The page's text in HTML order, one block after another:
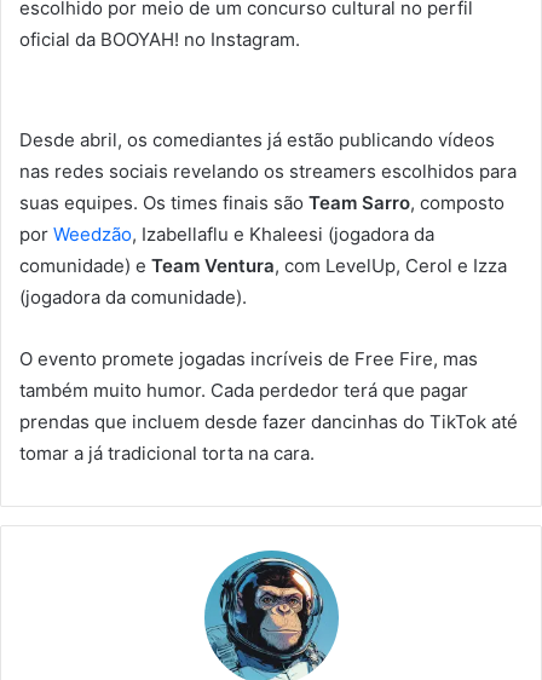
escolhido por meio de um concurso cultural no perfil
oficial da BOOYAH! no Instagram.
Desde abril, os comediantes já estão publicando vídeos
nas redes sociais revelando os streamers escolhidos para
suas equipes. Os times finais são Team Sarro, composto
por Weedzão, Izabellaflu e Khaleesi (jogadora da
comunidade) e Team Ventura, com LevelUp, Cerol e Izza
(jogadora da comunidade).
O evento promete jogadas incríveis de Free Fire, mas
também muito humor. Cada perdedor terá que pagar
prendas que incluem desde fazer dancinhas do TikTok até
tomar a já tradicional torta na cara.